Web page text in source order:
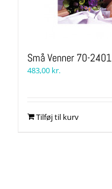
Små Venner 70-2401
483,00 kr.
Tilføj til kurv